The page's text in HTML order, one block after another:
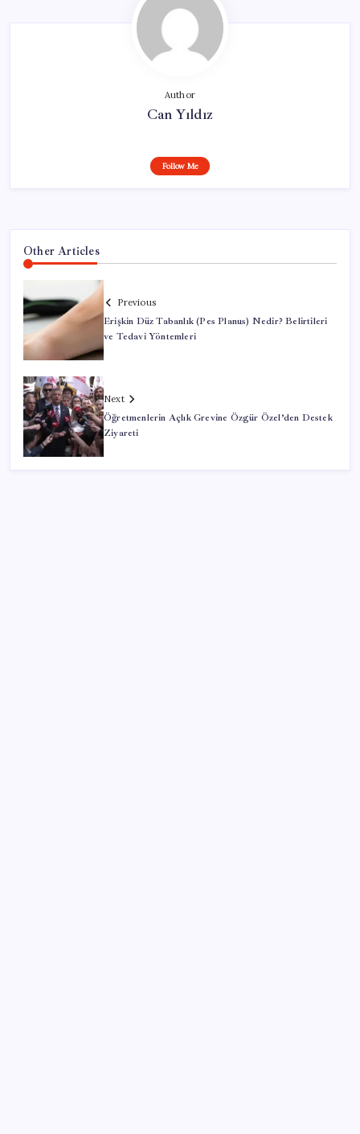
Author
Can Yıldız
Follow Me
Other Articles
Previous
Erişkin Düz Tabanlık (Pes Planus) Nedir? Belirtileri
ve Tedavi Yöntemleri
Next
Öğretmenlerin Açlık Grevine Özgür Özel’den Destek
Ziyareti